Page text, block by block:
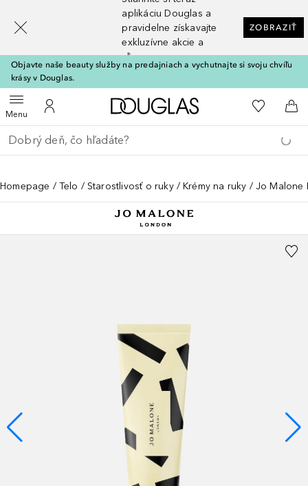
aplikáciu Douglas a
pravidelne získavajte
exkluzívne akcie a
zľavy
ZOBRAZIŤ
Objavte naše beauty služby na predajniach a vychutnajte si svoju chvíľu
krásy v Douglas.
MenuOtvoriť menuDo môjho účtu
Domov Do môjho
Do
Choď späť
Vykonajte vyhľadávanie
Homepage Telo Starostlivosť o ruky Krémy na ruky Jo Malone
[navigation.slideout.screenreader]